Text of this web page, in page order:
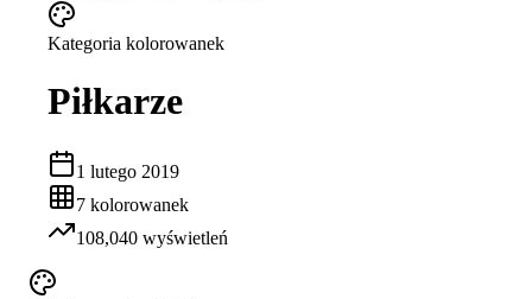
Kategoria kolorowanek
Piłkarze
1 lutego 2019
7 kolorowanek
108,040 wyświetleń